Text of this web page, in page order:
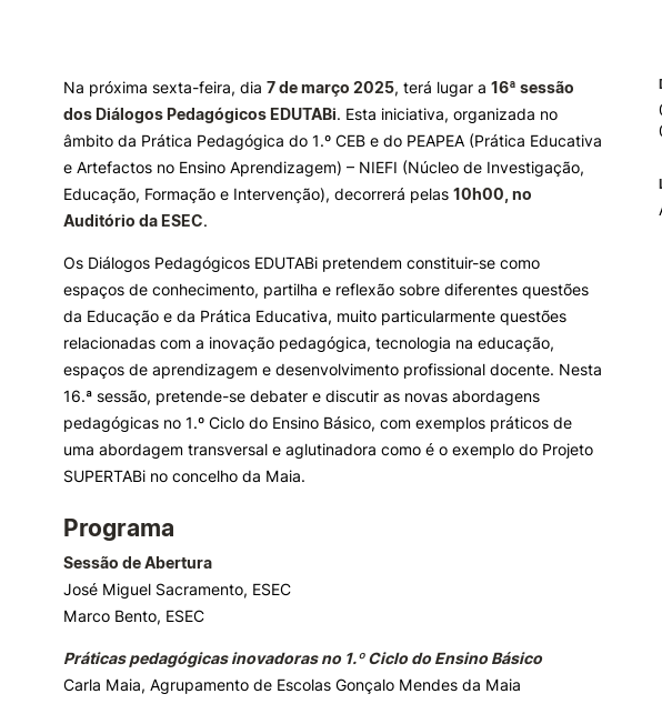
INVESTIGAÇÃO E
PROJETOS
Investigação/Intervenção
Prémios e Distinções
Núcleos de Investigação
ALUNOS
Bolsas
Calendários
Regulamentos e Despachos
Estatutos Especiais
Provedor do Estudante
KNOWLEDGE
Pós-Graduações
Formação Especializada
Na próxima sexta-feira, dia 7 de março 2025, terá lugar a 16ª sessão
dos Diálogos Pedagógicos EDUTABi. Esta iniciativa, organizada no
âmbito da Prática Pedagógica do 1.º CEB e do PEAPEA (Prática Educativa
e Artefactos no Ensino Aprendizagem) – NIEFI (Núcleo de Investigação,
Educação, Formação e Intervenção), decorrerá pelas 10h00, no
Auditório da ESEC.
Os Diálogos Pedagógicos EDUTABi pretendem constituir-se como
espaços de conhecimento, partilha e reflexão sobre diferentes questões
da Educação e da Prática Educativa, muito particularmente questões
relacionadas com a inovação pedagógica, tecnologia na educação,
espaços de aprendizagem e desenvolvimento profissional docente. Nesta
16.ª sessão, pretende-se debater e discutir as novas abordagens
pedagógicas no 1.º Ciclo do Ensino Básico, com exemplos práticos de
uma abordagem transversal e aglutinadora como é o exemplo do Projeto
SUPERTABi no concelho da Maia.
Programa
Sessão de Abertura
José Miguel Sacramento, ESEC
Marco Bento, ESEC
Práticas pedagógicas inovadoras no 1.º Ciclo do Ensino Básico
Carla Maia, Agrupamento de Escolas Gonçalo Mendes da Maia